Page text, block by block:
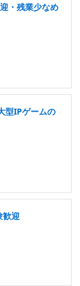
・残業少なめ
型IPゲームの
歓迎